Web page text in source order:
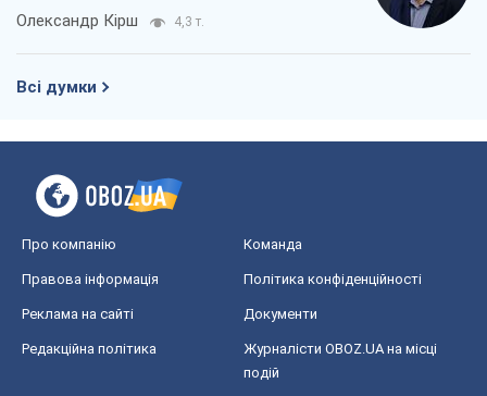
Олександр Кірш 4,3 т.
Всі думки
Про компанію Команда
Правова інформація Політика конфіденційності
Реклама на сайті Документи
Редакційна політика
Журналісти OBOZ.UA на місці
подій